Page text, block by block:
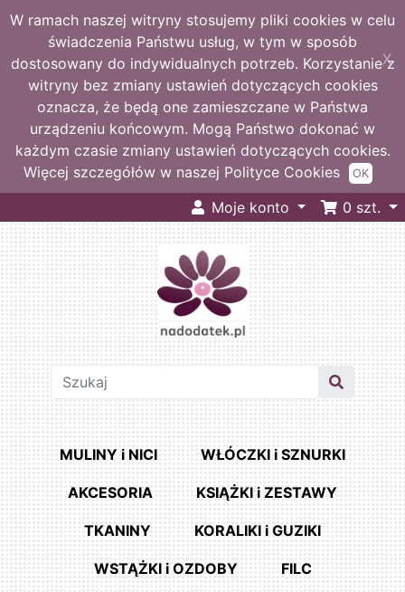
W ramach naszej witryny stosujemy pliki cookies w celu
świadczenia Państwu usług, w tym w sposób
dostosowany do indywidualnych potrzeb. Korzystanie z
witryny bez zmiany ustawień dotyczących cookies
oznacza, że będą one zamieszczane w Państwa
urządzeniu końcowym. Mogą Państwo dokonać w
każdym czasie zmiany ustawień dotyczących cookies.
Więcej szczegółów w naszej Polityce Cookies
X
OK
Moje konto 0 szt.
MULINY i NICI WŁÓCZKI i SZNURKI
AKCESORIA KSIĄŻKI i ZESTAWY
TKANINY KORALIKI i GUZIKI
WSTĄŻKI i OZDOBY FILC